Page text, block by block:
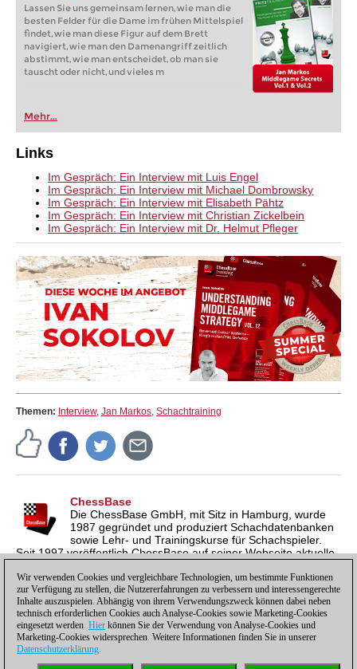
Lassen Sie uns gemeinsam lernen, wie man die
besten Felder für die Dame im frühen Mittelspiel
findet, wie man diese Figur auf dem Brett
navigiert, wie man den Damenangriff zeitlich
abstimmt, wie man entscheidet, ob man sie
tauscht oder nicht, und vieles m
Mehr...
Links
Im Gespräch: Ein Interview mit Luis Engel
Im Gespräch: Ein Interview mit Michael Dombrowsky
Im Gespräch: Ein Interview mit Elisabeth Pähtz
Im Gespräch: Ein Interview mit Christian Zickelbein
Im Gespräch: Ein Interview mit Dr. Helmut Pfleger
Themen: Interview, Jan Markos, Schachtraining
ChessBase
Die ChessBase GmbH, mit Sitz in Hamburg, wurde
1987 gegründet und produziert Schachdatenbanken
sowie Lehr- und Trainingskurse für Schachspieler.
Seit 1997 veröffentlich ChessBase auf seiner Webseite aktuelle
inzwischen in vier Sprachen und gilt weltweit als wichtigste
Schachnachrichtenseite.
Wir verwenden Cookies und vergleichbare Technologien, um bestimmte Funktionen
zur Verfügung zu stellen, die Nutzererfahrungen zu verbessern und interessengerechte
Inhalte auszuspielen. Abhängig von ihrem Verwendungszweck können dabei neben
technisch erforderlichen Cookies auch Analyse-Cookies sowie Marketing-Cookies
eingesetzt werden. Hier können Sie der Verwendung von Analyse-Cookies und
Marketing-Cookies widersprechen. Weitere Informationen finden Sie in unserer
Datenschutzerklärung.